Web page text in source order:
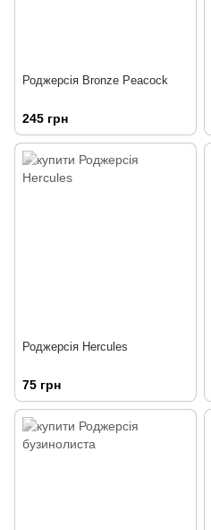
Роджерсія Bronze Peacock
245 грн
Роджерсія Hercules
75 грн